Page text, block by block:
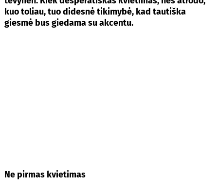
kuo toliau, tuo didesnė tikimybė, kad tautiška
giesmė bus giedama su akcentu.
Ne pirmas kvietimas